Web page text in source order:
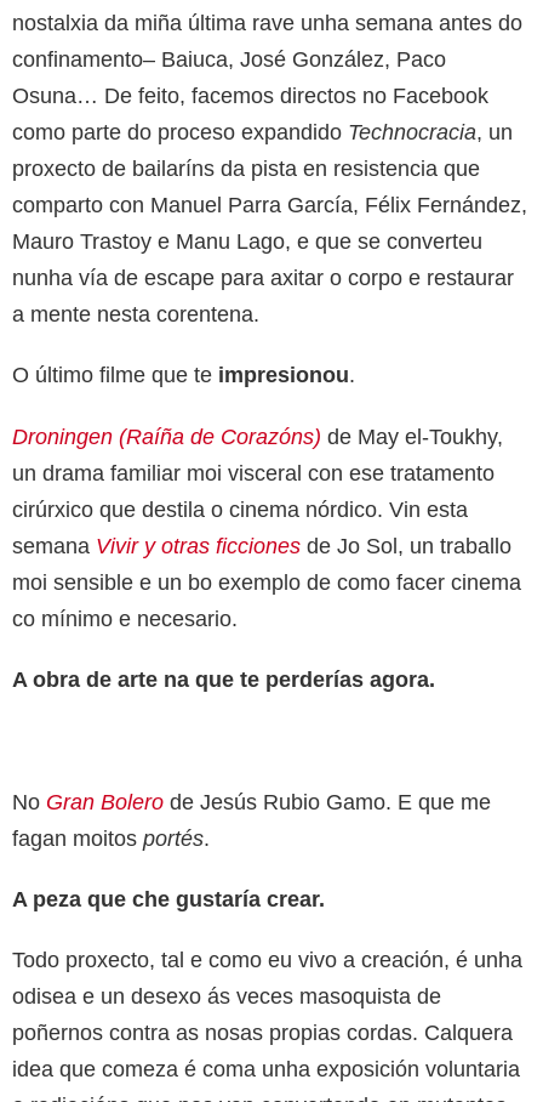
nostalxia da miña última rave unha semana antes do
confinamento– Baiuca, José González, Paco
Osuna… De feito, facemos directos no Facebook
como parte do proceso expandido Technocracia, un
proxecto de bailaríns da pista en resistencia que
comparto con Manuel Parra García, Félix Fernández,
Mauro Trastoy e Manu Lago, e que se converteu
nunha vía de escape para axitar o corpo e restaurar
a mente nesta corentena.
O último filme que te impresionou.
Droningen (Raíña de Corazóns) de May el-Toukhy,
un drama familiar moi visceral con ese tratamento
cirúrxico que destila o cinema nórdico. Vin esta
semana Vivir y otras ficciones de Jo Sol, un traballo
moi sensible e un bo exemplo de como facer cinema
co mínimo e necesario.
A obra de arte na que te perderías agora.
No Gran Bolero de Jesús Rubio Gamo. E que me
fagan moitos portés.
A peza que che gustaría crear.
Todo proxecto, tal e como eu vivo a creación, é unha
odisea e un desexo ás veces masoquista de
poñernos contra as nosas propias cordas. Calquera
idea que comeza é coma unha exposición voluntaria